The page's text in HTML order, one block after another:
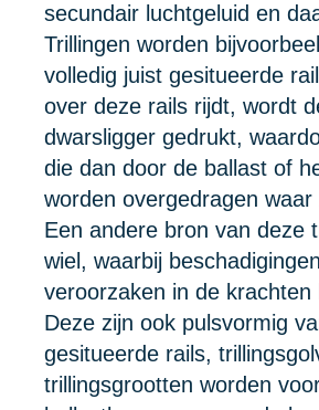
secundair luchtgeluid en
Trillingen worden
volledig juist gesitueerde
over deze rails rijdt, wordt
dwarsligger gedrukt,
die dan door de ballast of
worden overgedragen
Een andere bron van deze
wiel, waarbij
veroorzaken in de
Deze zijn ook pulsvormig
gesitueerde rails,
trillingsgrootten worden